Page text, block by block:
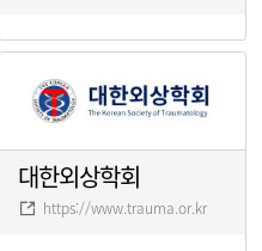
대한외상학회
https://www.trauma.or.kr